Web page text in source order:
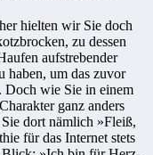
hielten wir Sie doch
zu dessen
aufstrebender
haben, um das zuvor
Doch wie Sie in einem
ganz anders
dort nämlich »Fleiß,
für das Internet stets